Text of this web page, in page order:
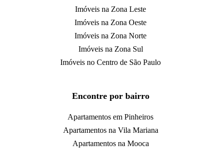
Imóveis na Zona Leste
Imóveis na Zona Oeste
Imóveis na Zona Norte
Imóveis na Zona Sul
Imóveis no Centro de São Paulo
Encontre por bairro
Apartamentos em Pinheiros
Apartamentos na Vila Mariana
Apartamentos na Mooca